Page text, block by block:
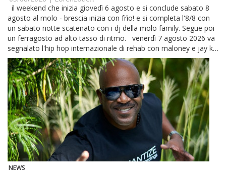
agosto al molo - brescia inizia con frìo! e si completa l'8/8 con
un sabato notte scatenato con i dj della molo family. Segue poi
un ferragosto ad alto tasso di ritmo. venerdì 7 agosto 2026 va
segnalato l'hip hop internazionale di rehab con maloney e jay k.
Partia...
NEWS